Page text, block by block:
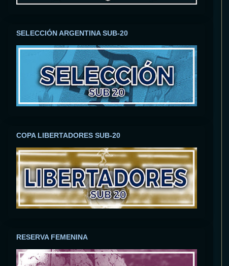
SELECCIÓN ARGENTINA SUB-20
COPA LIBERTADORES SUB-20
RESERVA FEMENINA